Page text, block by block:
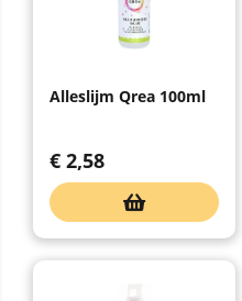
Alleslijm Qrea 100ml
€ 2,58